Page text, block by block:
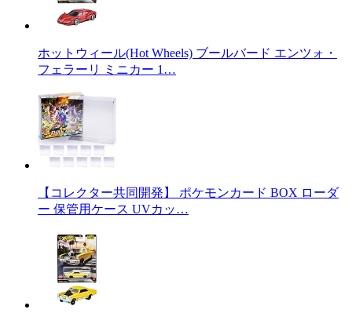
ホットウィール(Hot Wheels) ブールバード エンツォ・
フェラーリ ミニカー 1…
【コレクター共同開発】 ポケモンカード BOX ローダ
ー 保管用ケース UVカッ…